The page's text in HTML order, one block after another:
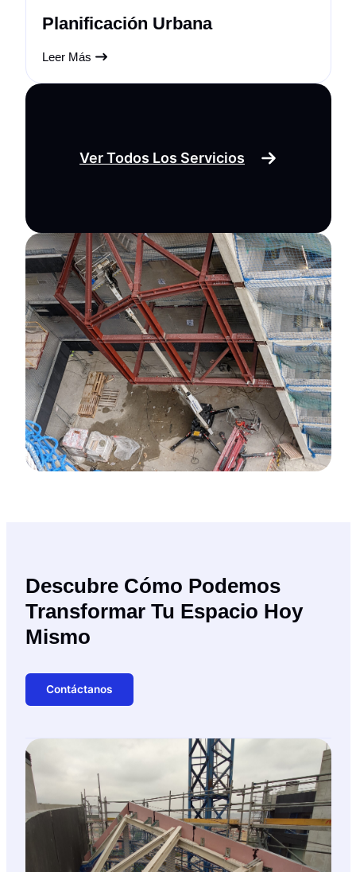
Planificación Urbana
Leer Más
Ver Todos Los Servicios
Descubre Cómo Podemos
Transformar Tu Espacio Hoy
Mismo
Contáctanos